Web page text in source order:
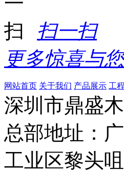
扫一扫
更多惊喜与
网站首页 关于我们 产品展示 工
深圳市鼎盛
总部地址：
工业区黎头